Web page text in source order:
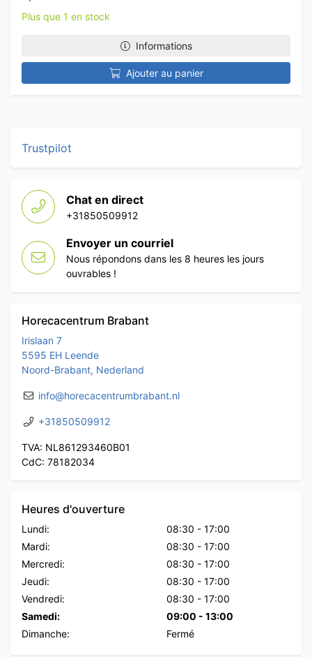
Plus que 1 en stock
Informations
Ajouter au panier
Trustpilot
Chat en direct
+31850509912
Envoyer un courriel
Nous répondons dans les 8 heures les jours
ouvrables !
Horecacentrum Brabant
Irislaan 7
5595 EH Leende
Noord-Brabant, Nederland
info@horecacentrumbrabant.nl
+31850509912
TVA: NL861293460B01
CdC: 78182034
Heures d'ouverture
Lundi: 08:30 - 17:00
Mardi:
08:30 - 17:00
Mercredi:
08:30 - 17:00
Jeudi:
08:30 - 17:00
Vendredi:
08:30 - 17:00
Samedi:
09:00 - 13:00
Dimanche:
Fermé